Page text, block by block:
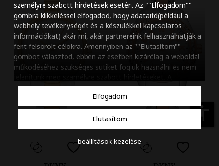
személyre szabott hirdetések esetén. Az ""Elfogadom""
gombra klikkeléssel elfogadod, hogy adataitd(például a
webhely tevékenységét és a készülékkel kapcsolatos
információkat) akár mi, akár partnereink felhasználhatják a
fent felsorolt célokra. Amennyiben az ""Elutasítom""
gombot választod, ebben az esetben kizárólag a weboldal
működéséhez szükséges sütiket fogjuk hazsnálni és nem
beállításaidat bármikor módosíthatod, a ""Beállítások
kezelése"" gombra kattintva. Tudj meg többet
szabályzatunkról.
Elfogadom
Elutasítom
beállítások kezelése
accessibility
Szóköz csökkentése
Sortávolság
Sortávolság
Színek invertálása
Szürke
Nagy kurzor
Animációk letiltása